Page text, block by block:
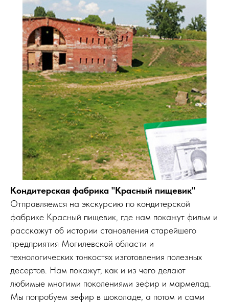
Кондитерская фабрика "Красный пищевик"
Отправляемся на экскурсию по кондитерской
фабрике Красный пищевик, где нам покажут фильм и
расскажут об истории становления старейшего
предприятия Могилевской области и
технологических тонкостях изготовления полезных
десертов. Нам покажут, как и из чего делают
любимые многими поколениями зефир и мармелад.
Мы попробуем зефир в шоколаде, а потом и сами